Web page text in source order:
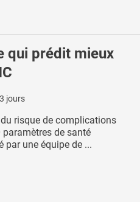
qui prédit mieux
jours
risque de complications
de santé
par une équipe de ...